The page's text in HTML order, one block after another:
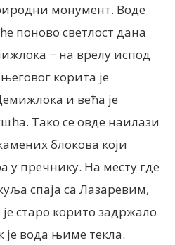
монумент. Воде
поново светлост дана
− на врелу испод
корита је
и већа је
Тако се овде наилази
блокова који
у пречнику. На месту где
спаја са Лазаревим,
старо корито задржало
је вода њиме текла.